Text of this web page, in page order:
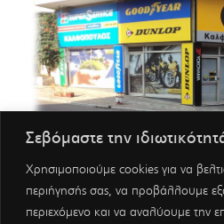
Σεβόμαστε την
Χρησιμοποιούμε cookies για να
περιήγησής σας, να προβάλλουμε
περιεχόμενο και να αναλύουμε την